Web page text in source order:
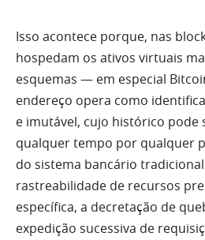
Isso acontece porque, nas
hospedam os ativos virtuais
esquemas — em especial
endereço opera como
e imutável, cujo histórico pode
qualquer tempo por qualquer
do sistema bancário
rastreabilidade de recursos
específica, a decretação de
expedição sucessiva de